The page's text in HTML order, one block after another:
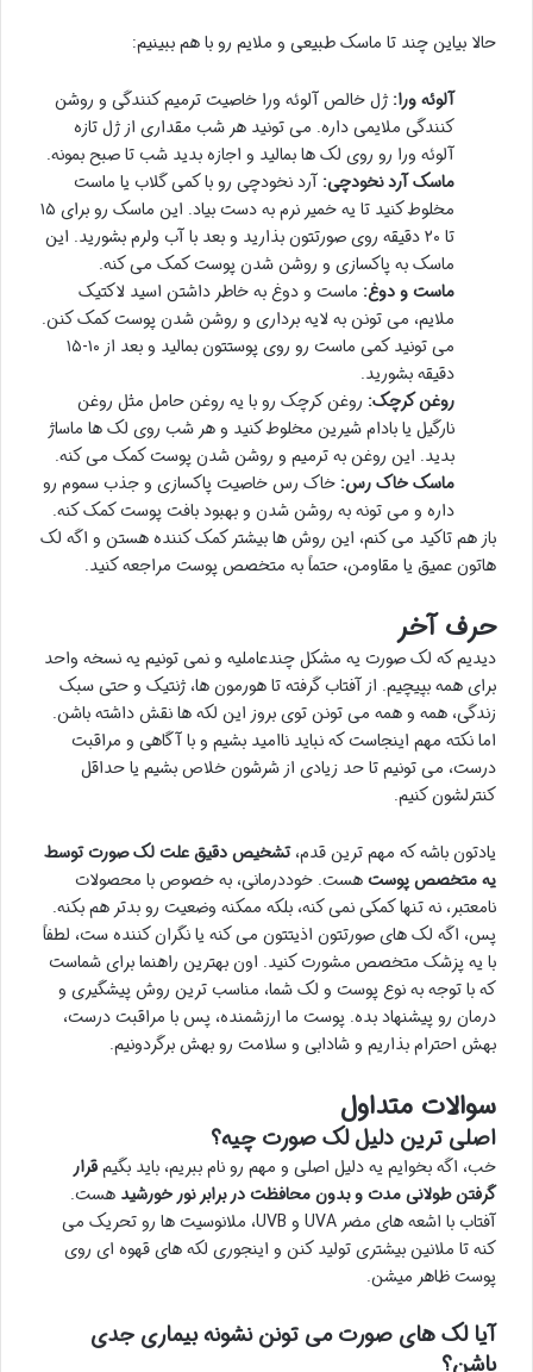
حالا بیاین چند تا ماسک طبیعی و ملایم رو با هم ببینیم:
آلوئه ورا: ژل خالص آلوئه ورا خاصیت ترمیم کنندگی و روشن
کنندگی ملایمی داره. می تونید هر شب مقداری از ژل تازه
آلوئه ورا رو روی لک ها بمالید و اجازه بدید شب تا صبح بمونه.
ماسک آرد نخودچی: آرد نخودچی رو با کمی گلاب یا ماست
مخلوط کنید تا یه خمیر نرم به دست بیاد. این ماسک رو برای ۱۵
تا ۲۰ دقیقه روی صورتتون بذارید و بعد با آب ولرم بشورید. این
ماسک به پاکسازی و روشن شدن پوست کمک می کنه.
ماست و دوغ: ماست و دوغ به خاطر داشتن اسید لاکتیک
ملایم، می تونن به لایه برداری و روشن شدن پوست کمک کنن.
می تونید کمی ماست رو روی پوستتون بمالید و بعد از ۱۰-۱۵
دقیقه بشورید.
روغن کرچک: روغن کرچک رو با یه روغن حامل مثل روغن
نارگیل یا بادام شیرین مخلوط کنید و هر شب روی لک ها ماساژ
بدید. این روغن به ترمیم و روشن شدن پوست کمک می کنه.
ماسک خاک رس: خاک رس خاصیت پاکسازی و جذب سموم رو
داره و می تونه به روشن شدن و بهبود بافت پوست کمک کنه.
باز هم تاکید می کنم، این روش ها بیشتر کمک کننده هستن و اگه لک
هاتون عمیق یا مقاومن، حتماً به متخصص پوست مراجعه کنید.
حرف آخر
دیدیم که لک صورت یه مشکل چندعاملیه و نمی تونیم یه نسخه واحد
برای همه بپیچیم. از آفتاب گرفته تا هورمون ها، ژنتیک و حتی سبک
زندگی، همه و همه می تونن توی بروز این لکه ها نقش داشته باشن.
اما نکته مهم اینجاست که نباید ناامید بشیم و با آگاهی و مراقبت
درست، می تونیم تا حد زیادی از شرشون خلاص بشیم یا حداقل
کنترلشون کنیم.
یادتون باشه که مهم ترین قدم،تشخیص دقیق علت لک صورت توسط
یه متخصص پوستهست. خوددرمانی، به خصوص با محصولات
نامعتبر، نه تنها کمکی نمی کنه، بلکه ممکنه وضعیت رو بدتر هم بکنه.
پس، اگه لک های صورتتون اذیتتون می کنه یا نگران کننده ست، لطفاً
با یه پزشک متخصص مشورت کنید. اون بهترین راهنما برای شماست
که با توجه به نوع پوست و لک شما، مناسب ترین روش پیشگیری و
درمان رو پیشنهاد بده. پوست ما ارزشمنده، پس با مراقبت درست،
بهش احترام بذاریم و شادابی و سلامت رو بهش برگردونیم.
سوالات متداول
اصلی ترین دلیل لک صورت چیه؟
خب، اگه بخوایم یه دلیل اصلی و مهم رو نام ببریم، باید بگیمقرار
گرفتن طولانی مدت و بدون محافظت در برابر نور خورشید هست.
آفتاب با اشعه های مضر UVA و UVB، ملانوسیت ها رو تحریک می
کنه تا ملانین بیشتری تولید کنن و اینجوری لکه های قهوه ای روی
پوست ظاهر میشن.
آیا لک های صورت می تونن نشونه بیماری جدی
باشن؟